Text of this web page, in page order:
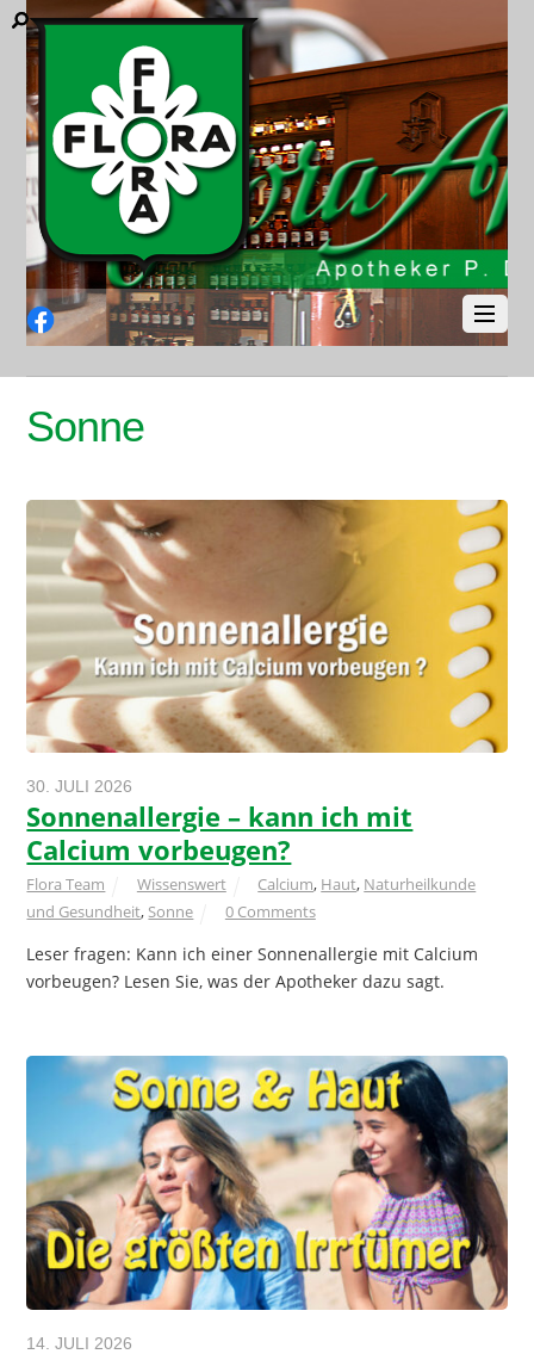
Facebook
Sonne
30. JULI 2026
Sonnenallergie – kann ich mit
Calcium vorbeugen?
Flora Team Wissenswert Calcium, Haut, Naturheilkunde
und Gesundheit, Sonne 0 Comments
Leser fragen: Kann ich einer Sonnenallergie mit Calcium
vorbeugen? Lesen Sie, was der Apotheker dazu sagt.
14. JULI 2026